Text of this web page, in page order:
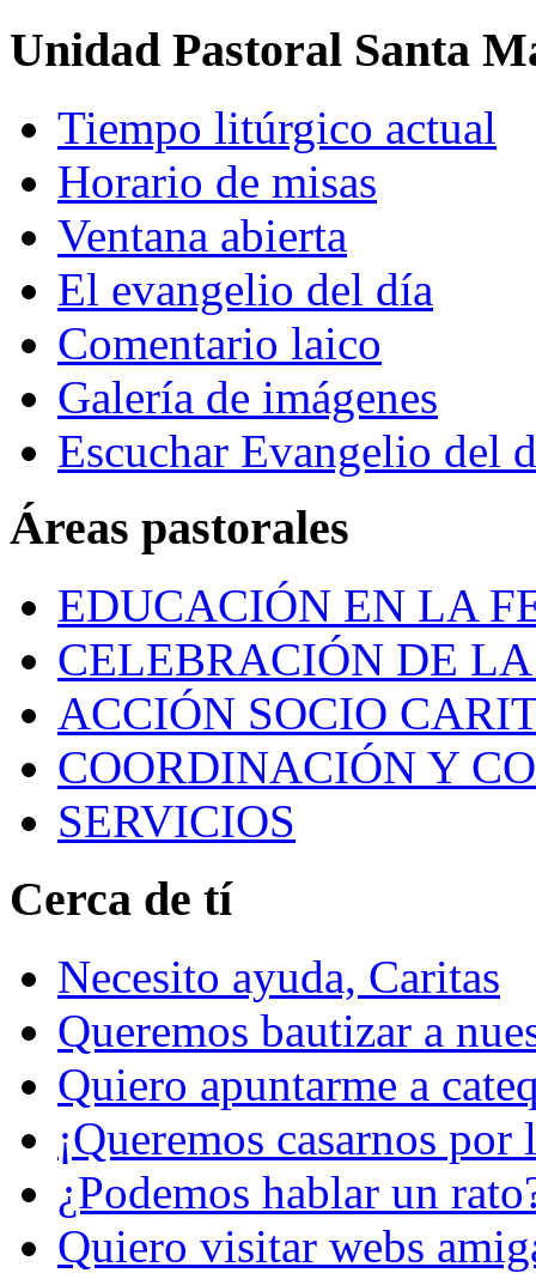
Unidad Pastoral Santa
Tiempo litúrgico actual
Horario de misas
Ventana abierta
El evangelio del día
Comentario laico
Galería de imágenes
Escuchar Evangelio del
Áreas pastorales
EDUCACIÓN EN LA
CELEBRACIÓN DE
ACCIÓN SOCIO
COORDINACIÓN Y
SERVICIOS
Cerca de tí
Necesito ayuda, Caritas
Queremos bautizar a
Quiero apuntarme a
¡Queremos casarnos
¿Podemos hablar un
Quiero visitar webs